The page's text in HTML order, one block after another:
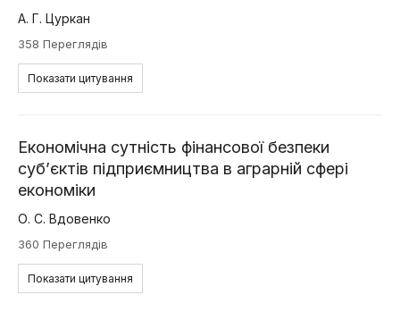
А. Г. Цуркан
358 Переглядів
Показати цитування
Економічна сутність фінансової безпеки
суб’єктів підприємництва в аграрній сфері
економіки
О. С. Вдовенко
360 Переглядів
Показати цитування